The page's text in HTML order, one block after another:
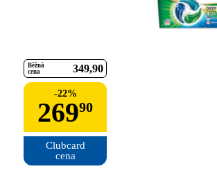
Běžná
cena
349 90
-22%
26990
Clubcard
cena